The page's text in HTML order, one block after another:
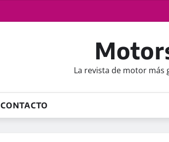
La revista de motor más
CONTACTO